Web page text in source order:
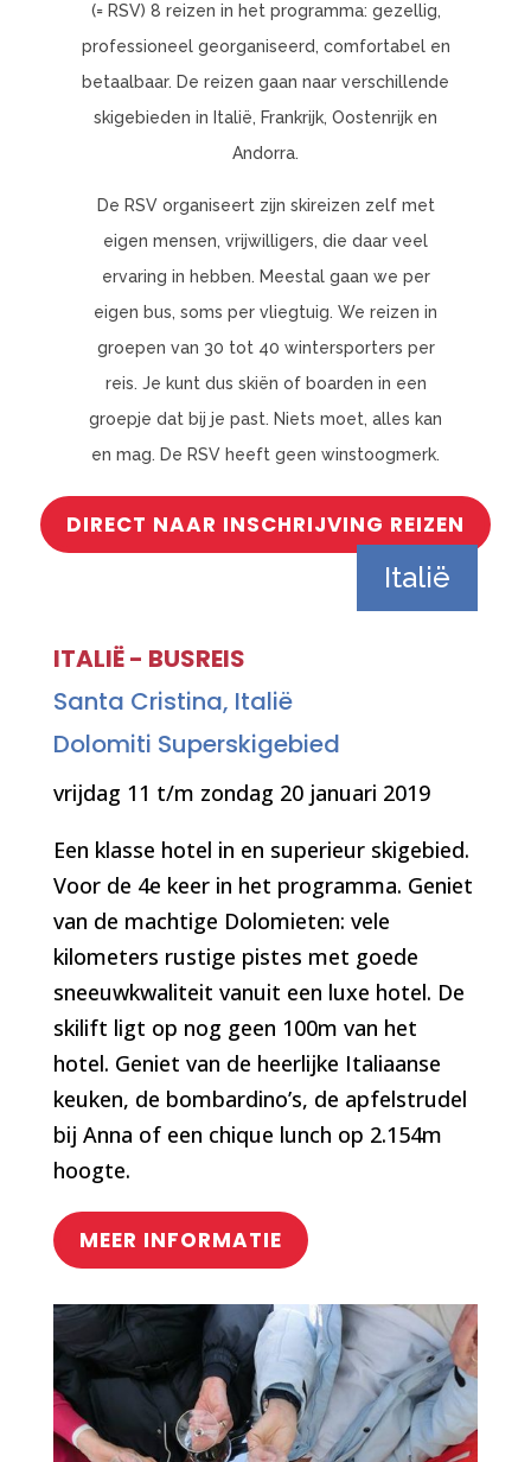
(= RSV) 8 reizen in het programma: gezellig,
professioneel georganiseerd, comfortabel en
betaalbaar. De reizen gaan naar verschillende
skigebieden in Italië, Frankrijk, Oostenrijk en
Andorra.
De RSV organiseert zijn skireizen zelf met
eigen mensen, vrijwilligers, die daar veel
ervaring in hebben. Meestal gaan we per
eigen bus, soms per vliegtuig. We reizen in
groepen van 30 tot 40 wintersporters per
reis. Je kunt dus skiën of boarden in een
groepje dat bij je past. Niets moet, alles kan
en mag. De RSV heeft geen winstoogmerk.
DIRECT NAAR INSCHRIJVING REIZEN
Italië
ITALIË - BUSREIS
Santa Cristina, Italië
Dolomiti Superskigebied
vrijdag 11 t/m zondag 20 januari 2019
Een klasse hotel in en superieur skigebied.
Voor de 4e keer in het programma. Geniet
van de machtige Dolomieten: vele
kilometers rustige pistes met goede
sneeuwkwaliteit vanuit een luxe hotel. De
skilift ligt op nog geen 100m van het
hotel. Geniet van de heerlijke Italiaanse
keuken, de bombardino’s, de apfelstrudel
bij Anna of een chique lunch op 2.154m
hoogte.
MEER INFORMATIE